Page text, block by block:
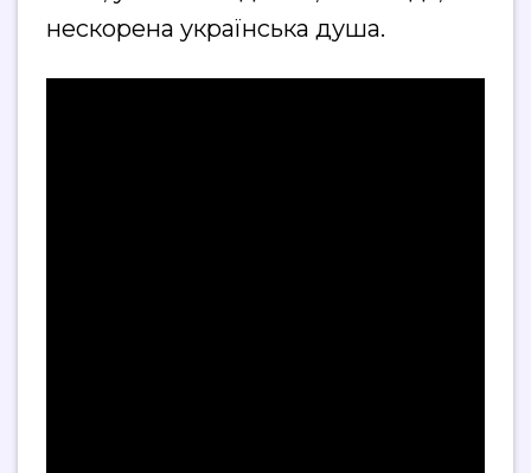
нескорена українська душа.